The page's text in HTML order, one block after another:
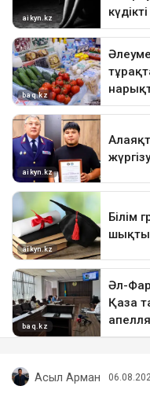
Асыл Арман